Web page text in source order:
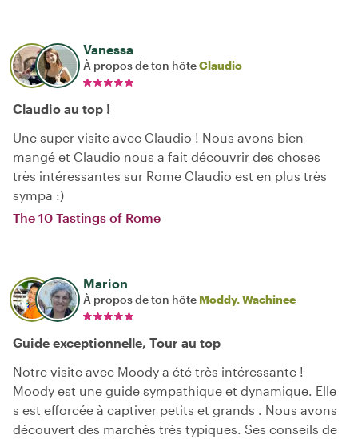
Vanessa
À propos de ton hôteClaudio
Claudio au top !
Une super visite avec Claudio ! Nous avons bien
mangé et Claudio nous a fait découvrir des choses
très intéressantes sur Rome Claudio est en plus très
sympa :)
The 10 Tastings of Rome
Marion
À propos de ton hôte Moddy. Wachinee
Guide exceptionnelle, Tour au top
Notre visite avec Moody a été très intéressante !
Moody est une guide sympathique et dynamique. Elle
s est efforcée à captiver petits et grands . Nous avons
découvert des marchés très typiques. Ses conseils de